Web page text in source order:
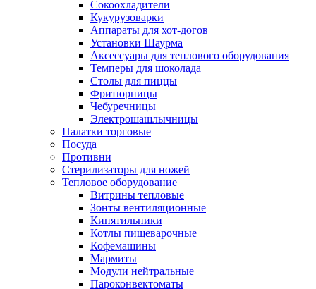
Сокоохладители
Кукурузоварки
Аппараты для хот-догов
Установки Шаурма
Аксессуары для теплового оборудования
Темперы для шоколада
Столы для пиццы
Фритюрницы
Чебуречницы
Электрошашлычницы
Палатки торговые
Посуда
Противни
Стерилизаторы для ножей
Тепловое оборудование
Витрины тепловые
Зонты вентиляционные
Кипятильники
Котлы пищеварочные
Кофемашины
Мармиты
Модули нейтральные
Пароконвектоматы